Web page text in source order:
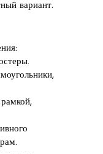
вариант.